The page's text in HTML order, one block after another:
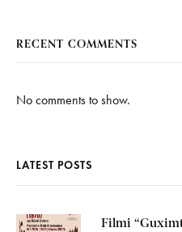
RECENT COMMENTS
No comments to show.
LATEST POSTS
Filmi